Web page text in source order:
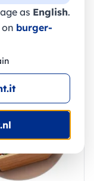
as English.
burger-
- 93968 -